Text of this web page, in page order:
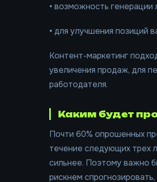
• возможность генерации
• для улучшения позиций
Контент-маркетинг
увеличения продаж, для
работодателя.
Каким будет
Почти 60% опрошенных
течение следующих трех
сильнее. Поэтому важно
рискнем